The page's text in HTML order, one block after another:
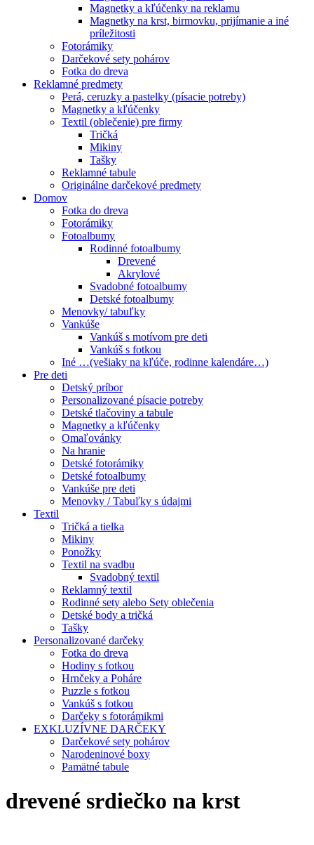
Magnetky a kľúčenky na reklamu
Magnetky na krst, birmovku, prijímanie a iné
príležitosti
Fotorámiky
Darčekové sety pohárov
Fotka do dreva
Reklamné predmety
Perá, ceruzky a pastelky (písacie potreby)
Magnetky a kľúčenky
Textil (oblečenie) pre firmy
Tričká
Mikiny
Tašky
Reklamné tabule
Originálne darčekové predmety
Domov
Fotka do dreva
Fotorámiky
Fotoalbumy
Rodinné fotoalbumy
Drevené
Akrylové
Svadobné fotoalbumy
Detské fotoalbumy
Menovky/ tabuľky
Vankúše
Vankúš s motívom pre deti
Vankúš s fotkou
Iné …(vešiaky na kľúče, rodinne kalendáre…)
Pre deti
Detský príbor
Personalizované písacie potreby
Detské tlačoviny a tabule
Magnetky a kľúčenky
Omaľovánky
Na hranie
Detské fotorámiky
Detské fotoalbumy
Vankúše pre deti
Menovky / Tabuľky s údajmi
Textil
Tričká a tielka
Mikiny
Ponožky
Textil na svadbu
Svadobný textil
Reklamný textil
Rodinné sety alebo Sety oblečenia
Detské body a tričká
Tašky
Personalizované darčeky
Fotka do dreva
Hodiny s fotkou
Hrnčeky a Poháre
Puzzle s fotkou
Vankúš s fotkou
Darčeky s fotorámikmi
EXKLUZÍVNE DARČEKY
Darčekové sety pohárov
Narodeninové boxy
Pamätné tabule
drevené srdiečko na krst